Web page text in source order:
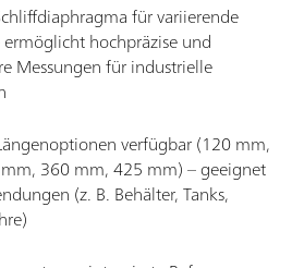
für variierende
ermöglicht hochpräzise und
Messungen für industrielle
verfügbar (120 mm,
360 mm, 425 mm) – geeignet
(z. B. Behälter, Tanks,